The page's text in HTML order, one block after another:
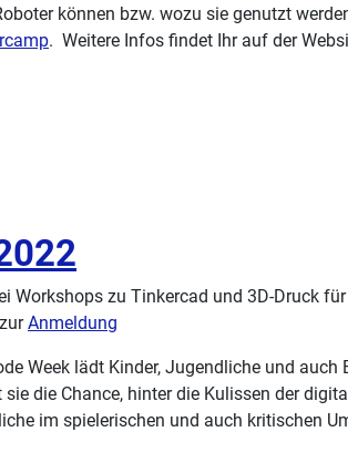
können bzw. wozu sie genutzt
. Weitere Infos findet Ihr auf der
Workshops zu Tinkercad und 3D-Druck
Anmeldung
Week lädt Kinder, Jugendliche und
die Chance, hinter die Kulissen der
im spielerischen und auch kritischen